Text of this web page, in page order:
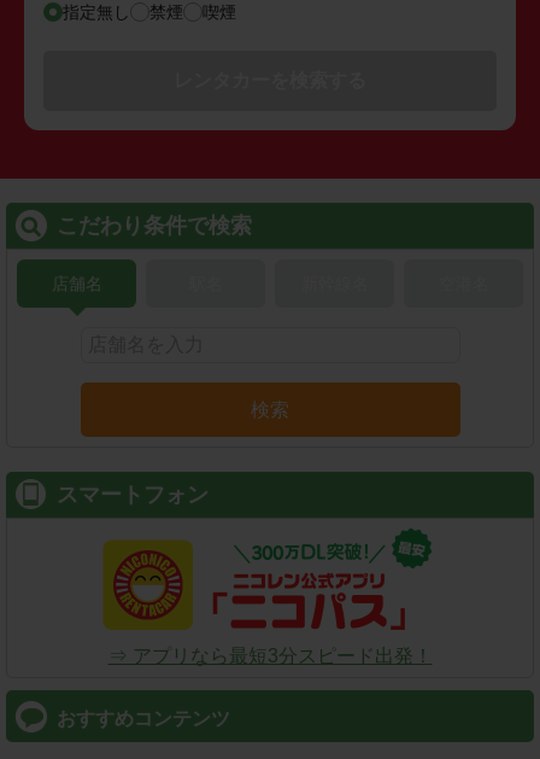
指定無し 禁煙 喫煙
こだわり条件で検索
店舗名
検索
スマートフォン
⇒ アプリなら最短3分スピード出発！
おすすめコンテンツ